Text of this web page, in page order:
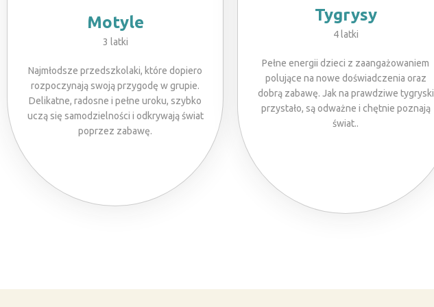
Motyle
3 latki
Najmłodsze przedszkolaki, które dopiero
rozpoczynają swoją przygodę w grupie.
Delikatne, radosne i pełne uroku, szybko
uczą się samodzielności i odkrywają świat
poprzez zabawę.
Tygrysy
4 latki
Pełne energii dzieci z zaangażowaniem
polujące na nowe doświadczenia oraz
dobrą zabawę. Jak na prawdziwe tygryski
przystało, są odważne i chętnie poznają
świat..